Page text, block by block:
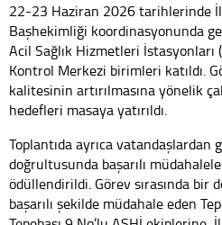
22-23 Haziran 2026 tarihlerinde
Başhekimliği koordinasyonunda
Acil Sağlık Hizmetleri İstasyonları
Kontrol Merkezi birimleri katıldı.
kalitesinin artırılmasına yönelik
hedefleri masaya yatırıldı.
Toplantıda ayrıca
doğrultusunda başarılı
ödüllendirildi. Görev sırasında bir
başarılı şekilde müdahale eden